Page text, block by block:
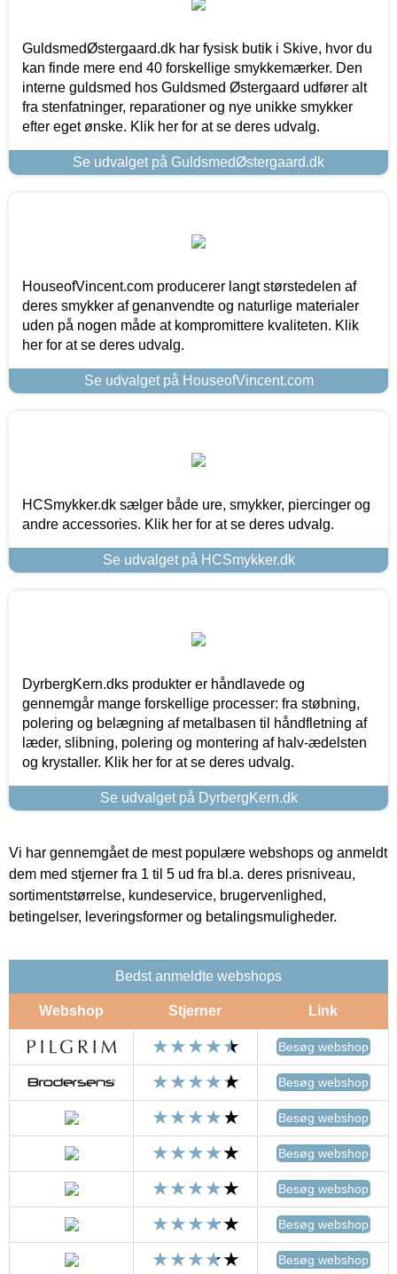
GuldsmedØstergaard.dk har fysisk butik i Skive, hvor du
kan finde mere end 40 forskellige smykkemærker. Den
interne guldsmed hos Guldsmed Østergaard udfører alt
fra stenfatninger, reparationer og nye unikke smykker
efter eget ønske. Klik her for at se deres udvalg.
Se udvalget på GuldsmedØstergaard.dk
HouseofVincent.com producerer langt størstedelen af
deres smykker af genanvendte og naturlige materialer
uden på nogen måde at kompromittere kvaliteten. Klik
her for at se deres udvalg.
Se udvalget på HouseofVincent.com
HCSmykker.dk sælger både ure, smykker, piercinger og
andre accessories. Klik her for at se deres udvalg.
Se udvalget på HCSmykker.dk
DyrbergKern.dks produkter er håndlavede og
gennemgår mange forskellige processer: fra støbning,
polering og belægning af metalbasen til håndfletning af
læder, slibning, polering og montering af halv-ædelsten
og krystaller. Klik her for at se deres udvalg.
Se udvalget på DyrbergKern.dk
Vi har gennemgået de mest populære webshops og anmeldt
dem med stjerner fra 1 til 5 ud fra bl.a. deres prisniveau,
sortimentstørrelse, kundeservice, brugervenlighed,
betingelser, leveringsformer og betalingsmuligheder.
Bedst anmeldte webshops
Webshop Stjerner Link
Besøg webshop
Besøg webshop
Besøg webshop
Besøg webshop
Besøg webshop
Besøg webshop
Besøg webshop